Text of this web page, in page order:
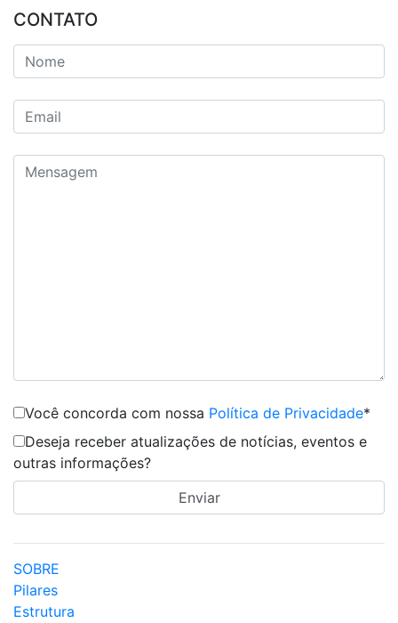
CONTATO
Você concorda com nossa Política de Privacidade*
Deseja receber atualizações de notícias, eventos e
outras informações?
SOBRE
Pilares
Estrutura